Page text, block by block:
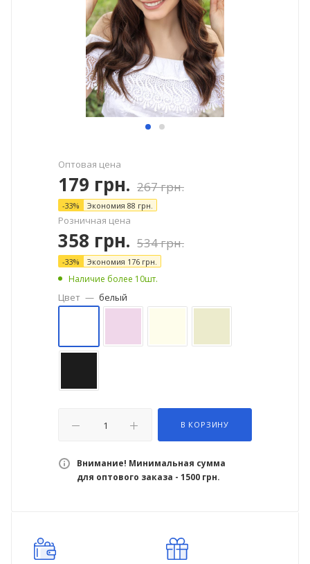
Оптовая цена
179 грн. 267грн.
-33% Экономия 88 грн.
Розничная цена
358 грн. 534грн.
-33% Экономия 176 грн.
Наличие более 10шт.
Цвет — белый
В КОРЗИНУ
Внимание! Минимальная сумма
для оптового заказа - 1500 грн.